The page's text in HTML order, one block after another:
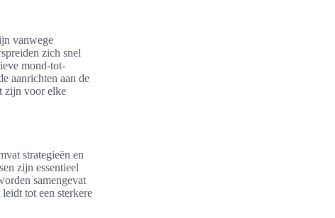
vanwege
zich snel
mond-tot-
aanrichten aan de
zijn voor elke
strategieën en
zijn essentieel
samengevat
tot een sterkere